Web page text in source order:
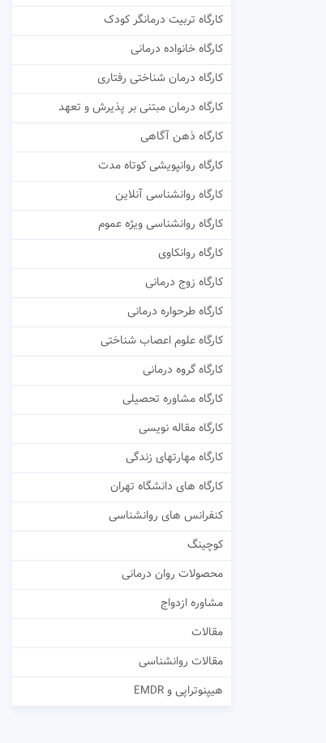
کارگاه تربیت درمانگر کودک
کارگاه خانواده درمانی
کارگاه درمان شناختی رفتاری
کارگاه درمان مبتنی بر پذیرش و تعهد
کارگاه ذهن آگاهی
کارگاه روانپویشی کوتاه مدت
کارگاه روانشناسی آنلاین
کارگاه روانشناسی ویژه عموم
کارگاه روانکاوی
کارگاه زوج درمانی
کارگاه طرحواره درمانی
کارگاه علوم اعصاب شناختی
کارگاه گروه درمانی
کارگاه مشاوره تحصیلی
کارگاه مقاله نویسی
کارگاه مهارتهای زندگی
کارگاه های دانشگاه تهران
کنفرانس های روانشناسی
کوچینگ
محصولات روان درمانی
مشاوره ازدواج
مقالات
مقالات روانشناسی
هیپنوتراپی و EMDR